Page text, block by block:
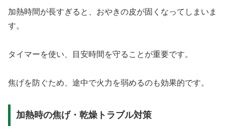
加熱時間が長すぎると、おやきの皮が固くなってしまいま
す。
タイマーを使い、目安時間を守ることが重要です。
焦げを防ぐため、途中で火力を弱めるのも効果的です。
加熱時の焦げ・乾燥トラブル対策